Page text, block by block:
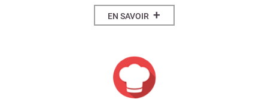
EN SAVOIR +